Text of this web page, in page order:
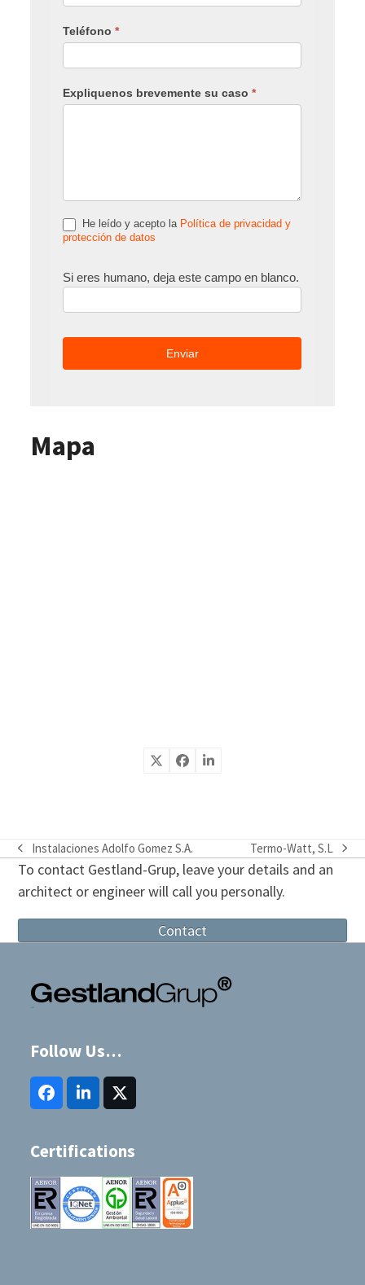
Teléfono*
Expliquenos brevemente su caso*
He leído y acepto la Política de privacidad y
protección de datos
Si eres humano, deja este campo en blanco.
Mapa
previous
post:
Instalaciones Adolfo Gomez S.A.
next
post:
Termo-Watt, S.L
To contact Gestland-Grup, leave your details and an
architect or engineer will call you personally.
Contact
Follow Us…
FacebookLinkedInTwitter
(deprecated)
Certifications